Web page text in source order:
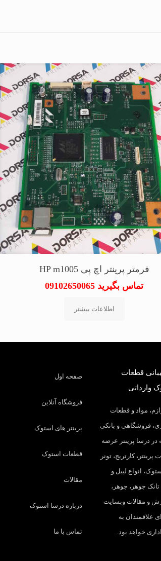
فرمتر پرینتر اچ پی HP m1005
تماس بگیرید 09102650065
اطلاعات بیشتر
قطعات
وارداتی
مواد و قطعات
فروشگاهی و بانکی
در درسا پرینتر عرضه
کارتریج، تونر
انواع لیبل و
جوهر، جوهر،
و مقالات وبسایت
علاقمندان به
خواهد بود.
صفحه اول
فروشگاه آنلاین
پرینتر های استوک
قطعات استوک
مقالات
درباره درسا استوک
تماس با ما